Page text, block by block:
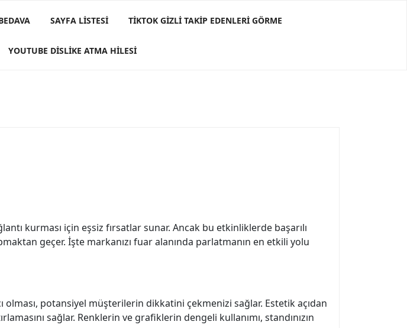
SAYFA LISTESI TIKTOK GIZLI TAKIP EDENLERI GÖRME
YOUTUBE DISLIKE ATMA HILESI
kurması için eşsiz fırsatlar sunar. Ancak bu etkinliklerde başarılı
geçer. İşte markanızı fuar alanında parlatmanın en etkili yolu
olması, potansiyel müşterilerin dikkatini çekmenizi sağlar. Estetik açıdan
sağlar. Renklerin ve grafiklerin dengeli kullanımı, standınızın